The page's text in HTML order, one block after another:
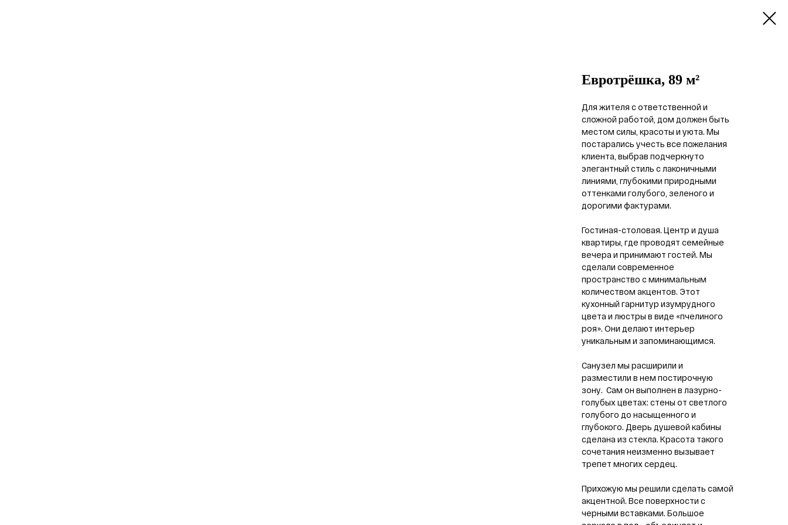
Евротрёшка, 89 м²
Для жителя с ответственной и
сложной работой, дом должен быть
местом силы, красоты и уюта. Мы
постарались учесть все пожелания
клиента, выбрав подчеркнуто
элегантный стиль с лаконичными
линиями, глубокими природными
оттенками голубого, зеленого и
дорогими фактурами.
Гостиная-столовая. Центр и душа
квартиры, где проводят семейные
вечера и принимают гостей. Мы
сделали современное
пространство с минимальным
количеством акцентов. Этот
кухонный гарнитур изумрудного
цвета и люстры в виде «пчелиного
роя». Они делают интерьер
уникальным и запоминающимся.
Санузел мы расширили и
разместили в нем постирочную
зону. Сам он выполнен в лазурно-
голубых цветах: стены от светлого
голубого до насыщенного и
глубокого. Дверь душевой кабины
сделана из стекла. Красота такого
сочетания неизменно вызывает
трепет многих сердец.
Прихожую мы решили сделать самой
акцентной. Все поверхности с
черными вставками. Большое